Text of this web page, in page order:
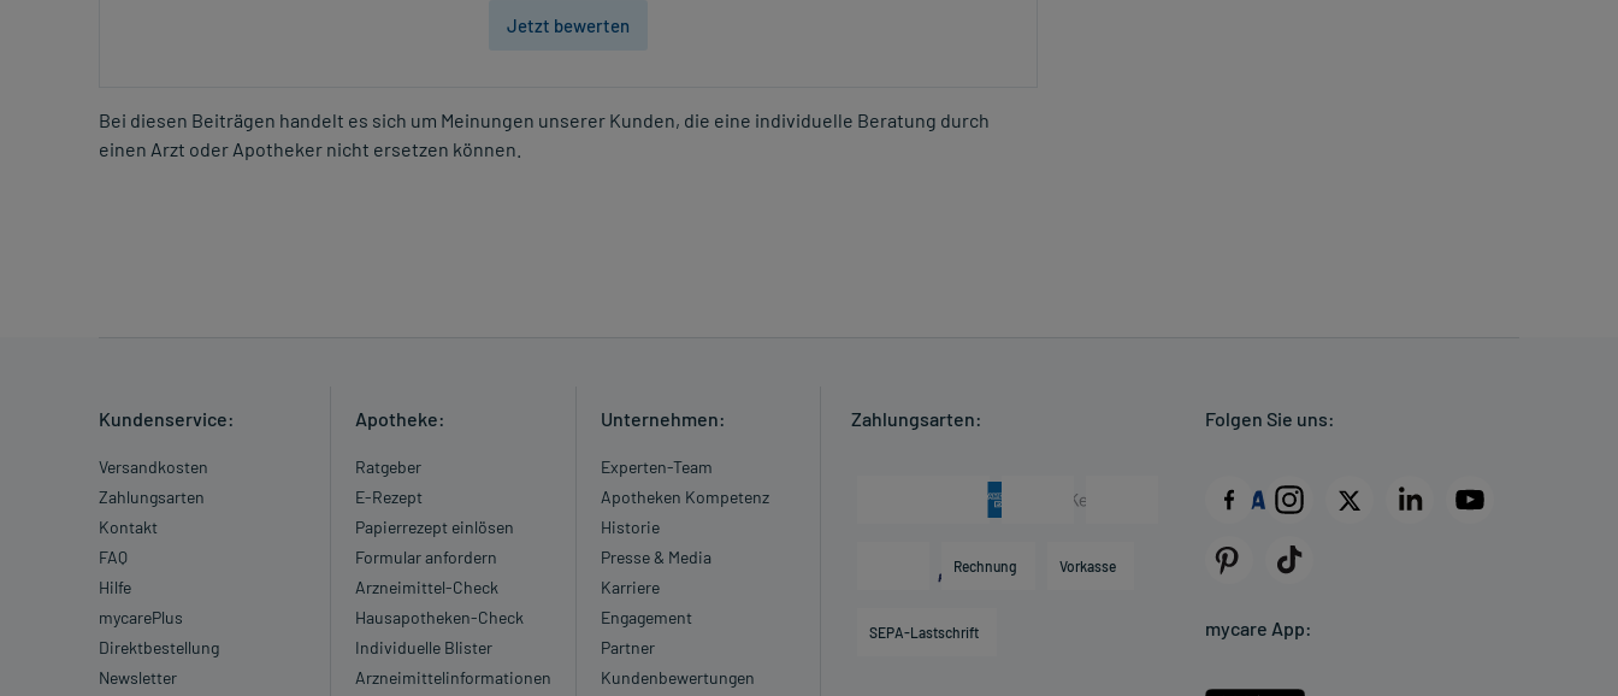
Jetzt bewerten
Bei diesen Beiträgen handelt es sich um Meinungen unserer Kunden, die eine individuelle Beratung durch
einen Arzt oder Apotheker nicht ersetzen können.
Kundenservice:
Versandkosten
Zahlungsarten
Kontakt
FAQ
Hilfe
mycarePlus
Direktbestellung
Newsletter
Apotheke:
Ratgeber
E-Rezept
Papierrezept einlösen
Formular anfordern
Arzneimittel-Check
Hausapotheken-Check
Individuelle Blister
Arzneimittelinformationen
Unternehmen:
Experten-Team
Apotheken Kompetenz
Historie
Presse & Media
Karriere
Engagement
Partner
Kundenbewertungen
Zahlungsarten:
Rechnung Vorkasse
SEPA-Lastschrift
Folgen Sie uns:
mycare App: